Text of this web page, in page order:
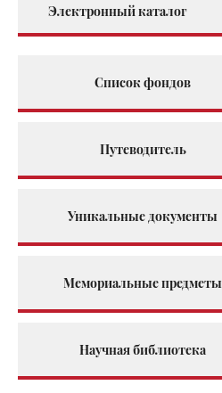
Электронный каталог
Список фондов
Путеводитель
Уникальные документы
Мемориальные предметы
Научная библиотека